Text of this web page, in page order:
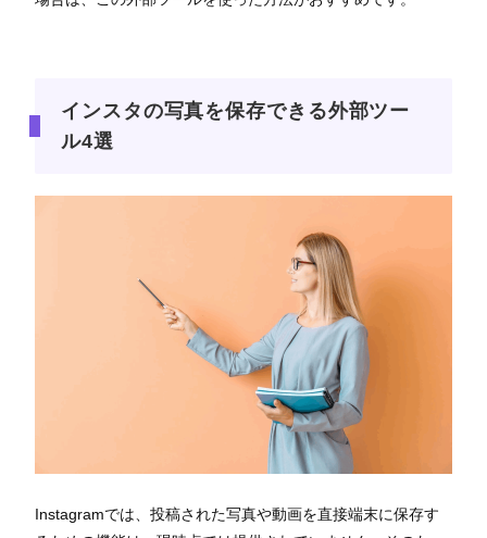
インスタの写真を保存できる外部ツー
ル4選
Instagramでは、投稿された写真や動画を直接端末に保存す